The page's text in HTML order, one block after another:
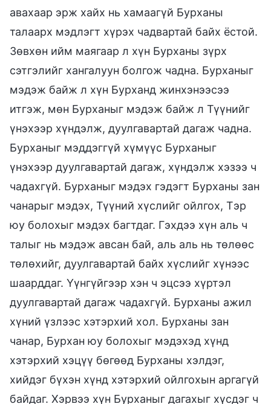
авахаар эрж хайх нь хамаагүй Бурханы
талаарх мэдлэгт хүрэх чадвартай байх ёстой.
Зөвхөн ийм маягаар л хүн Бурханы зүрх
сэтгэлийг хангалуун болгож чадна. Бурханыг
мэдэж байж л хүн Бурханд жинхэнээсээ
итгэж, мөн Бурханыг мэдэж байж л Түүнийг
үнэхээр хүндэлж, дуулгавартай дагаж чадна.
Бурханыг мэддэггүй хүмүүс Бурханыг
үнэхээр дуулгавартай дагаж, хүндэлж хэзээ ч
чадахгүй. Бурханыг мэдэх гэдэгт Бурханы зан
чанарыг мэдэх, Түүний хүслийг ойлгох, Тэр
юу болохыг мэдэх багтдаг. Гэхдээ хүн аль ч
талыг нь мэдэж авсан бай, аль аль нь төлөөс
төлөхийг, дуулгавартай байх хүслийг хүнээс
шаарддаг. Үүнгүйгээр хэн ч эцсээ хүртэл
дуулгавартай дагаж чадахгүй. Бурханы ажил
хүний үзлээс хэтэрхий хол. Бурханы зан
чанар, Бурхан юу болохыг мэдэхэд хүнд
хэтэрхий хэцүү бөгөөд Бурханы хэлдэг,
хийдэг бүхэн хүнд хэтэрхий ойлгохын аргагүй
байдаг. Хэрвээ хүн Бурханыг дагахыг хүсдэг ч